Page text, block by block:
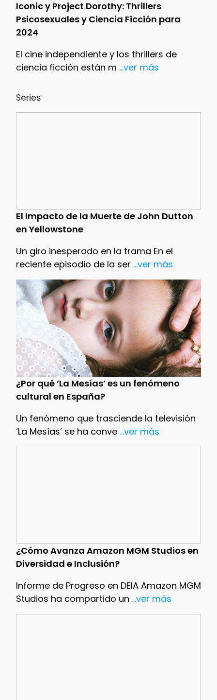
Iconic y Project Dorothy: Thrillers
Psicosexuales y Ciencia Ficción para
2024
El cine independiente y los thrillers de
ciencia ficción están m ...ver más
Series
El Impacto de la Muerte de John Dutton
en Yellowstone
Un giro inesperado en la trama En el
reciente episodio de la ser ...ver más
¿Por qué ‘La Mesías’ es un fenómeno
cultural en España?
Un fenómeno que trasciende la televisión
‘La Mesías’ se ha conve...ver más
¿Cómo Avanza Amazon MGM Studios en
Diversidad e Inclusión?
Informe de Progreso en DEIA Amazon MGM
Studios ha compartido un ...ver más